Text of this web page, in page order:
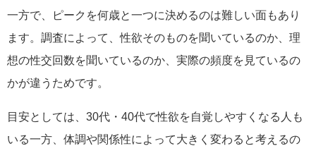
一方で、ピークを何歳と一つに決めるのは難しい面もあり
ます。調査によって、性欲そのものを聞いているのか、理
想の性交回数を聞いているのか、実際の頻度を見ているの
かが違うためです。
目安としては、30代・40代で性欲を自覚しやすくなる人も
いる一方、体調や関係性によって大きく変わると考えるの